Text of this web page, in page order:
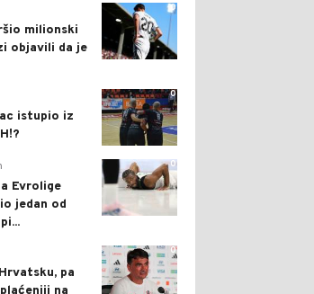
0
milionski
objavili da je
0
istupio iz
0
Evrolige
jedan od
0
pa
na